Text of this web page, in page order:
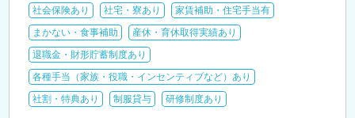
社会保険あり
社宅・寮あり
家賃補助・住宅手当有
まかない・食事補助
産休・育休取得実績あり
退職金・財形貯蓄制度あり
各種手当（家族・役職・インセンティブなど）あり
社割・特典あり
制服貸与 研修制度あり